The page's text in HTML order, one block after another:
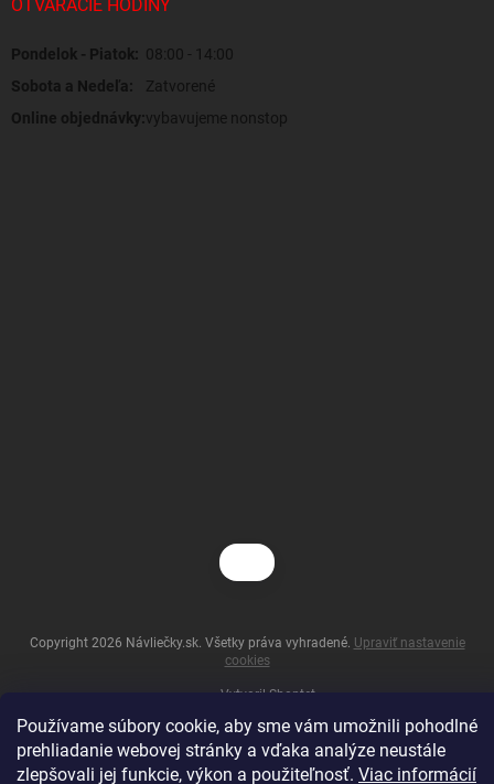
Používame súbory cookie, aby sme vám umožnili pohodlné
prehliadanie webovej stránky a vďaka analýze neustále
zlepšovali jej funkcie, výkon a použiteľnosť. Viac informácií
OTVÁRACIE HODINY
Pondelok - Piatok: 08:00 - 14:00
Sobota a Nedeľa:
Zatvorené
Online objednávky:vybavujeme nonstop
Vytvoril Shoptet
Copyright 2026 Návliečky.sk. Všetky práva vyhradené. Upraviť nastavenie
cookies